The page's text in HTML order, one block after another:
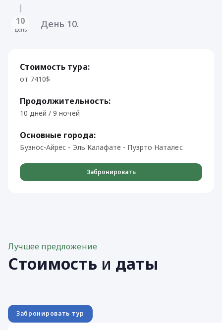
10
день День 10.
Стоимость тура:
от 7410$
Продолжительность:
10 дней / 9 ночей
Основные города:
Буэнос-Айрес - Эль Калафате - Пуэрто Наталес
Забронировать
Лучшее предложение
Стоимость и даты
Забронировать тур